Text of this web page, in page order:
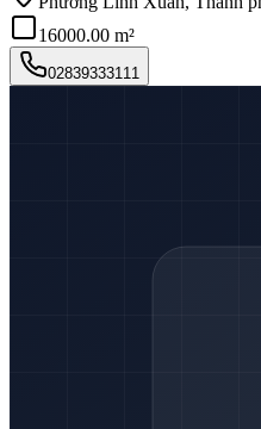
16000.00 m²
02839333111